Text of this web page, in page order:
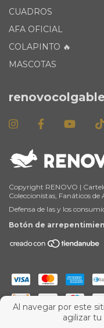
Al navegar por este
agilizar
CUADROS
AFA OFICIAL
COLAPINTO 🔥
MASCOTAS
Copyright RENOVO |
Coleccionistas, Fanáticos
Defensa de las y los
Botón de